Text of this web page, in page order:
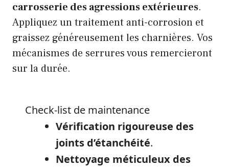
carrosserie des agressions extérieures.
Appliquez un traitement anti-corrosion et
graissez généreusement les charnières. Vos
mécanismes de serrures vous remercieront
sur la durée.
Check-list de maintenance
Vérification rigoureuse des
joints d’étanchéité.
Nettoyage méticuleux des